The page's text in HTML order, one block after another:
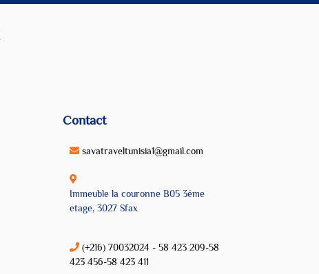
Contact
savatraveltunisia1@gmail.com
Immeuble la couronne B05 3éme
etage, 3027 Sfax
(+216) 70032024 - 58 423 209-58
423 456-58 423 411